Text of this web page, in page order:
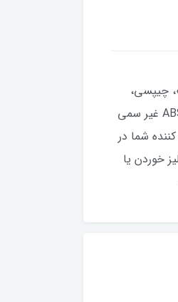
خرد کردن سبزیجات به 4 روش : ریز، درشت، چیپسی،
رشته ای... بهترین برند(نوین فرم)این خردکن چندکاره از مواد اولیه سازگار با محیط زیست ساخته شده و تیغه آن از فولاد ضد زنگ است. پلاستیک ABS غیر سمی
شما در
خوردن یا